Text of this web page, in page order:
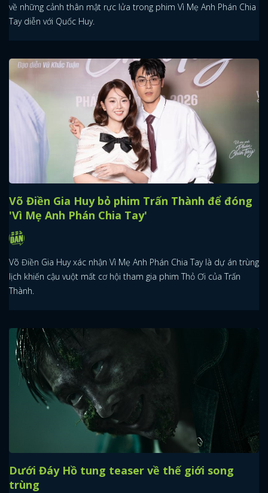
về những cảnh thân mật rực lửa trong phim Vì Mẹ Anh Phán Chia
Tay diễn với Quốc Huy.
Võ Điền Gia Huy bỏ phim Trấn Thành để đóng
'Vì Mẹ Anh Phán Chia Tay'
Võ Điền Gia Huy xác nhận Vì Mẹ Anh Phán Chia Tay là dự án trùng
lịch khiến cậu vuột mất cơ hội tham gia phim Thỏ Ơi của Trấn
Thành.
Dưới Đáy Hồ tung teaser về thế giới song
trùng